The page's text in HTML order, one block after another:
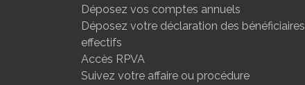
Déposez vos comptes annuels
Déposez votre déclaration des bénéficiaires
effectifs
Accès RPVA
Suivez votre affaire ou procédure